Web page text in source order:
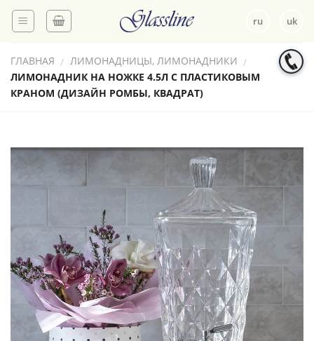
Skip
ru uk
ГЛАВНАЯ / ЛИМОНАДНИЦЫ, ЛИМОНАДНИКИ /
ЛИМОНАДНИК НА НОЖКЕ 4.5Л С ПЛАСТИКОВЫМ
КРАНОМ (ДИЗАЙН РОМБЫ, КВАДРАТ)